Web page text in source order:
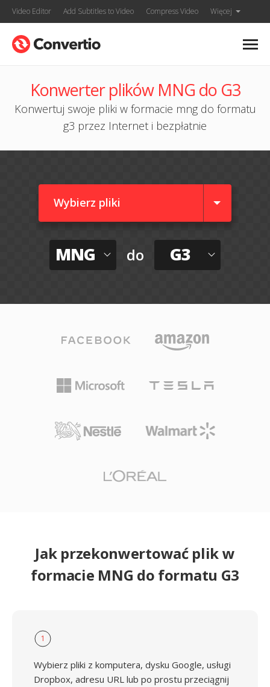
Video Editor Add Subtitles to Video Compress Video Więcej
Konwerter plików MNG do G3
Konwertuj swoje pliki w formacie mng do formatu
g3 przez Internet i bezpłatnie
Wybierz pliki
MNG do G3
Jak przekonwertować plik w
formacie MNG do formatu G3
1
Wybierz pliki z komputera, dysku Google, usługi
Dropbox, adresu URL lub po prostu przeciągnij